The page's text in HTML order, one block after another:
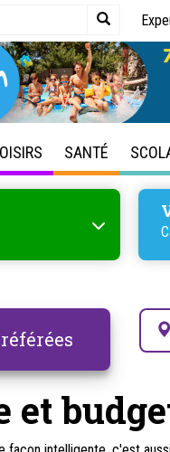
SANTÉ
et